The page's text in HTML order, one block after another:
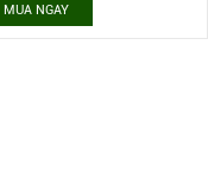
MUA NGAY